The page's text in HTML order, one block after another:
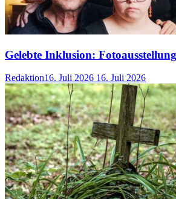
Gelebte Inklusion:
Redaktion16. Juli 2026 16. Juli 2026